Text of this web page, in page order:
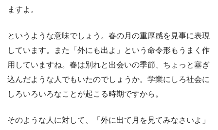
ますよ。
というような意味でしょう。春の月の重厚感を見事に表現
しています。また「外にも出よ」という命令形もうまく作
用していますね。春は別れと出会いの季節、ちょっと塞ぎ
込んだような人でもいたのでしょうか。学業にしろ社会に
しろいろいろなことが起こる時期ですから。
そのような人に対して、「外に出て月を見てみなさいよ」